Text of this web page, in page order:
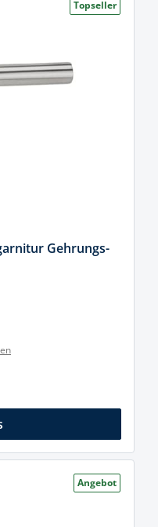
Topseller
Gehrungs-
Angebot